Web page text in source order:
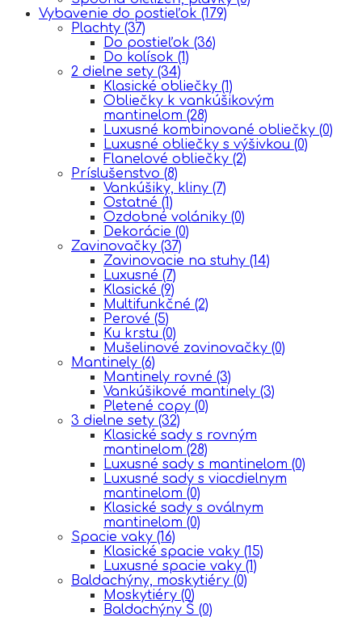
Vybavenie do postieľok (179)
Plachty (37)
Do postieľok (36)
Do kolísok (1)
2 dielne sety (34)
Klasické obliečky (1)
Obliečky k vankúšikovým
mantinelom (28)
Luxusné kombinované obliečky (0)
Luxusné obliečky s výšivkou (0)
Flanelové obliečky (2)
Príslušenstvo (8)
Vankúšiky, kliny (7)
Ostatné (1)
Ozdobné volániky (0)
Dekorácie (0)
Zavinovačky (37)
Zavinovacie na stuhy (14)
Luxusné (7)
Klasické (9)
Multifunkčné (2)
Perové (5)
Ku krstu (0)
Mušelinové zavinovačky (0)
Mantinely (6)
Mantinely rovné (3)
Vankúšikové mantinely (3)
Pletené copy (0)
3 dielne sety (32)
Klasické sady s rovným
mantinelom (28)
Luxusné sady s mantinelom (0)
Luxusné sady s viacdielnym
mantinelom (0)
Klasické sady s oválnym
mantinelom (0)
Spacie vaky (16)
Klasické spacie vaky (15)
Luxusné spacie vaky (1)
Baldachýny, moskytiéry (0)
Moskytiéry (0)
Baldachýny Š (0)